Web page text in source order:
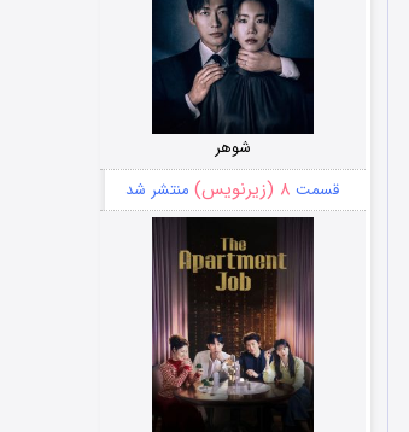
شوهر
قسمت ۸ (زیرنویس) منتشر شد